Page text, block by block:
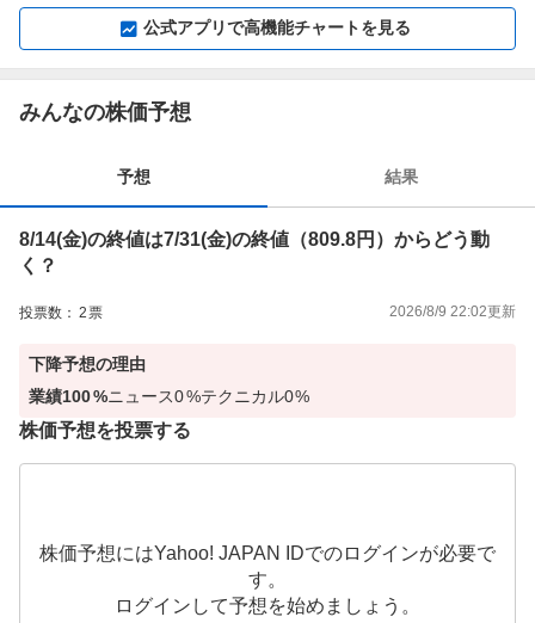
公式アプリで高機能チャートを見る
みんなの株価予想
予想 結果
8/14(金)の終値は7/31(金)の終値（809.8円）からどう動
く？
投票数： 2票 2026/8/9 22:02更新
下降予想の理由
業績100%ニュース0%テクニカル0%
株価予想を投票する
株価予想にはYahoo! JAPAN IDでのログインが必要で
す。
ログインして予想を始めましょう。